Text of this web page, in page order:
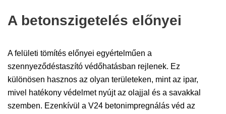
A betonszigetelés előnyei
A felületi tömítés előnyei egyértelműen a
szennyeződéstaszító védőhatásban rejlenek. Ez
különösen hasznos az olyan területeken, mint az ipar,
mivel hatékony védelmet nyújt az olajjal és a savakkal
szemben. Ezenkívül a V24 betonimpregnálás véd az